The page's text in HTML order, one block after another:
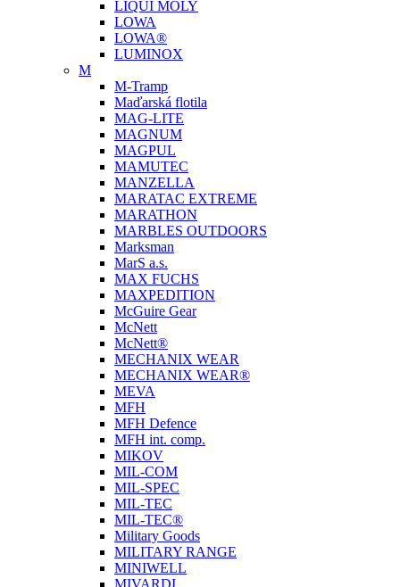
LIQUI MOLY
LOWA
LOWA®
LUMINOX
M
M-Tramp
Maďarská flotila
MAG-LITE
MAGNUM
MAGPUL
MAMUTEC
MANZELLA
MARATAC EXTREME
MARATHON
MARBLES OUTDOORS
Marksman
MarS a.s.
MAX FUCHS
MAXPEDITION
McGuire Gear
McNett
McNett®
MECHANIX WEAR
MECHANIX WEAR®
MEVA
MFH
MFH Defence
MFH int. comp.
MIKOV
MIL-COM
MIL-SPEC
MIL-TEC
MIL-TEC®
Military Goods
MILITARY RANGE
MINIWELL
MIVARDI